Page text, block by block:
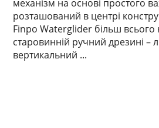
механізм на основі простого
розташований в центрі
Finpo Waterglider більш всього
старовинній ручний дрезині –
вертикальний ...